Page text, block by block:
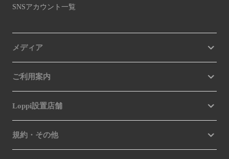
SNSアカウント一覧
メディア
ご利用案内
Loppi設置店舗
規約・その他